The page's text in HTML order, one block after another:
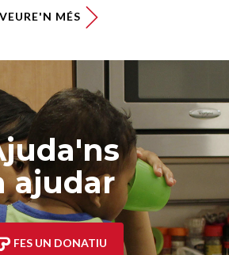
VEURE'N MÉS
ajudar
FES UN DONATIU